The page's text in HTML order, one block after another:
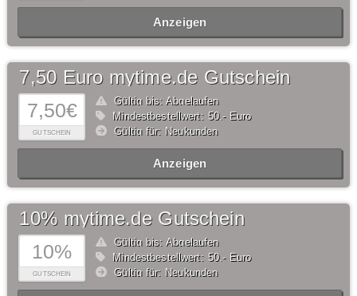
Anzeigen
7,50€
GUTSCHEIN
7,50 Euro mytime.de Gutschein
Gültig bis: Abgelaufen
Mindestbestellwert: 50,- Euro
Gültig für: Neukunden
Anzeigen
10%
GUTSCHEIN
10% mytime.de Gutschein
Gültig bis: Abgelaufen
Mindestbestellwert: 50,- Euro
Gültig für: Neukunden